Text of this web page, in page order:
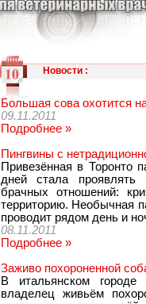
Новости:
Большая сова охотится
09.11.2011
Подробнее »
Пингвины с
Привезённая в
дней стала проявлять
брачных отношений:
территорию. Необычная
проводит рядом день и
08.11.2011
Подробнее »
Заживо похороненной
В итальянском городе
владелец живьём